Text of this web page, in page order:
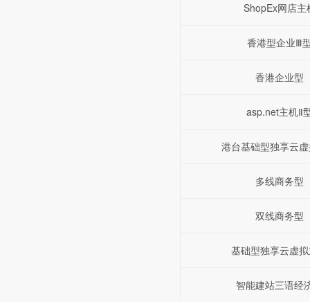
ShopEx网店主
香港型企业Ⅲ
香港企业型
asp.net主机Ⅱ
港台基础型独享云
多线商务型
双线商务型
基础型独享云虚
智能建站三语经